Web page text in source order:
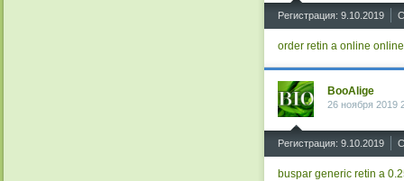
Регистрация: 9.10.2019
order retin a online
BooAlige
26 ноября 2019
Регистрация: 9.10.2019
buspar generic retin a